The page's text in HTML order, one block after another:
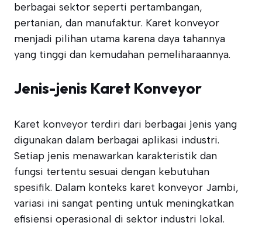
berbagai sektor seperti pertambangan,
pertanian, dan manufaktur. Karet konveyor
menjadi pilihan utama karena daya tahannya
yang tinggi dan kemudahan pemeliharaannya.
Jenis-jenis Karet Konveyor
Karet konveyor terdiri dari berbagai jenis yang
digunakan dalam berbagai aplikasi industri.
Setiap jenis menawarkan karakteristik dan
fungsi tertentu sesuai dengan kebutuhan
spesifik. Dalam konteks karet konveyor Jambi,
variasi ini sangat penting untuk meningkatkan
efisiensi operasional di sektor industri lokal.